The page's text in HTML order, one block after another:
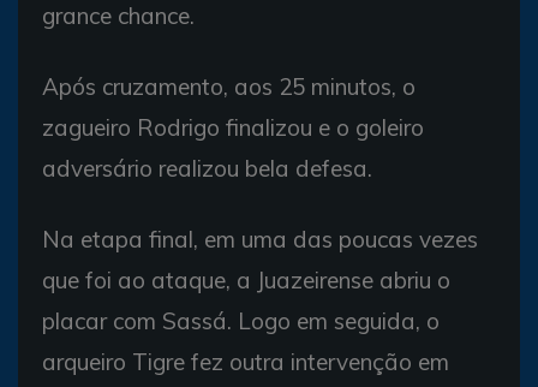
grance chance.
Após cruzamento, aos 25 minutos, o
zagueiro Rodrigo finalizou e o goleiro
adversário realizou bela defesa.
Na etapa final, em uma das poucas vezes
que foi ao ataque, a Juazeirense abriu o
placar com Sassá. Logo em seguida, o
arqueiro Tigre fez outra intervenção em